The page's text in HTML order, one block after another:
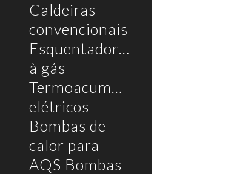
Caldeiras
convencionais
Esquentadores
à gás
Termoacumuladores
elétricos
Bombas de
calor para
AQS Bombas